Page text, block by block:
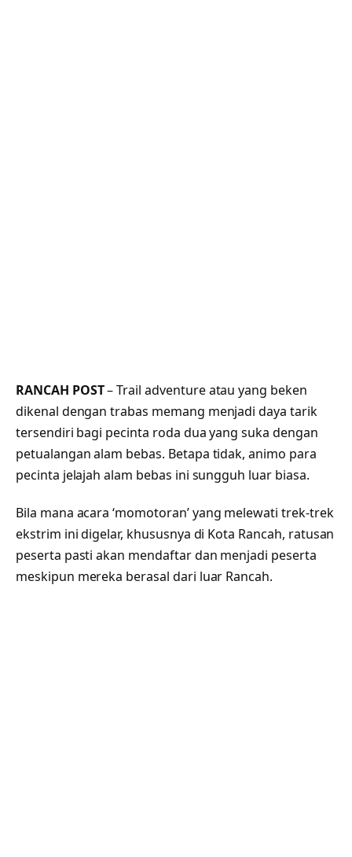
RANCAH POST– Trail adventure atau yang beken
dikenal dengan trabas memang menjadi daya tarik
tersendiri bagi pecinta roda dua yang suka dengan
petualangan alam bebas. Betapa tidak, animo para
pecinta jelajah alam bebas ini sungguh luar biasa.
Bila mana acara ‘momotoran’ yang melewati trek-trek
ekstrim ini digelar, khususnya di Kota Rancah, ratusan
peserta pasti akan mendaftar dan menjadi peserta
meskipun mereka berasal dari luar Rancah.